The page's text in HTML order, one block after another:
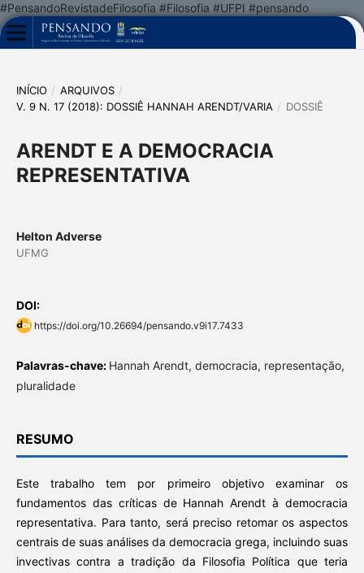
#PensandoRevistadeFilosofia #Filosofia #UFPI #pensando
INÍCIO / ARQUIVOS /
V. 9 N. 17 (2018): DOSSIÊ HANNAH ARENDT/VARIA / DOSSIÊ
ARENDT E A DEMOCRACIA
REPRESENTATIVA
Helton Adverse
UFMG
DOI:
https://doi.org/10.26694/pensando.v9i17.7433
Palavras-chave: Hannah Arendt, democracia, representação,
pluralidade
RESUMO
Este trabalho tem por primeiro objetivo examinar os
fundamentos das críticas de Hannah Arendt à democracia
representativa. Para tanto, será preciso retomar os aspectos
centrais de suas análises da democracia grega, incluindo suas
invectivas contra a tradição da Filosofia Política que teria